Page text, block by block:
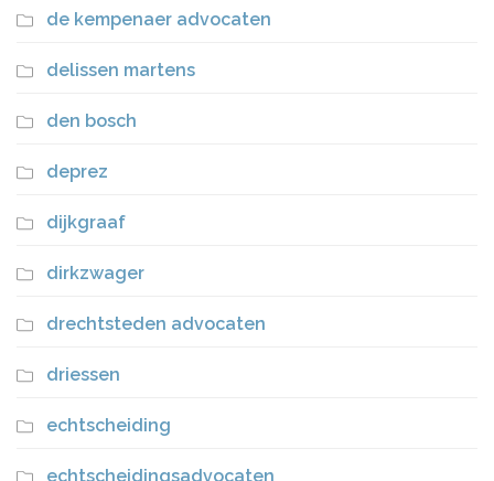
de kempenaer advocaten
delissen martens
den bosch
deprez
dijkgraaf
dirkzwager
drechtsteden advocaten
driessen
echtscheiding
echtscheidingsadvocaten